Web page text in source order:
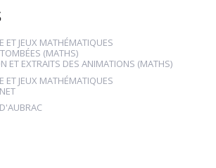
ET JEUX MATHÉMATIQUES
(MATHS)
ET EXTRAITS DES ANIMATIONS (MATHS)
ET JEUX MATHÉMATIQUES